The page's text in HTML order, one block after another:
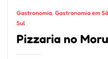
Gastronomia, Gastronomia em
Sul
Pizzaria no